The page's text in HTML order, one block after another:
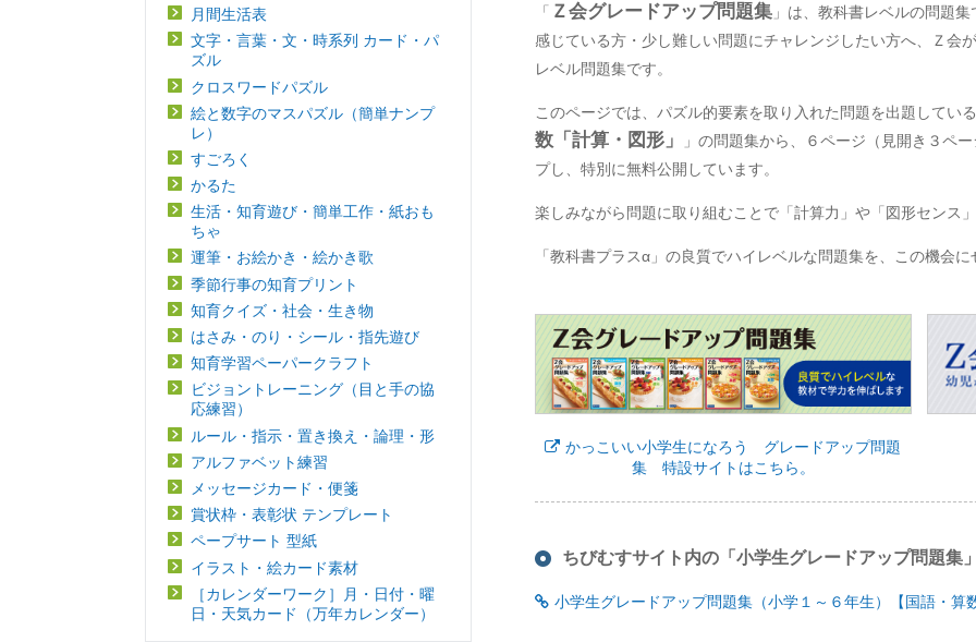
「 Ｚ会グレードアップ問題集 」は、教科書レベルの問題
感じている方・少し難しい問題にチャレンジしたい方へ、Ｚ会
レベル問題集です。
このページでは、パズル的要素を取り入れた問題を出題してい
数「計算・図形」
」の問題集から、６ページ（見開き３ペ
プし、特別に無料公開しています。
楽しみながら問題に取り組むことで「計算力」や「図形センス
「教科書プラスα」の良質でハイレベルな問題集を、この機会
かっこいい小学生になろう グレードアップ問題
集 特設サイトはこちら。
ちびむすサイト内の「小学生グレードアップ問題集
小学生グレードアップ問題集（小学１～６年生）【国語・算
月間生活表
文字・言葉・文・時系列 カード・パ
ズル
クロスワードパズル
絵と数字のマスパズル（簡単ナンプ
レ）
すごろく
かるた
生活・知育遊び・簡単工作・紙おも
ちゃ
運筆・お絵かき・絵かき歌
季節行事の知育プリント
知育クイズ・社会・生き物
はさみ・のり・シール・指先遊び
知育学習ペーパークラフト
ビジョントレーニング（目と手の協
応練習）
ルール・指示・置き換え・論理・形
アルファベット練習
メッセージカード・便箋
賞状枠・表彰状 テンプレート
ペープサート 型紙
イラスト・絵カード素材
［カレンダーワーク］月・日付・曜
日・天気カード（万年カレンダー）